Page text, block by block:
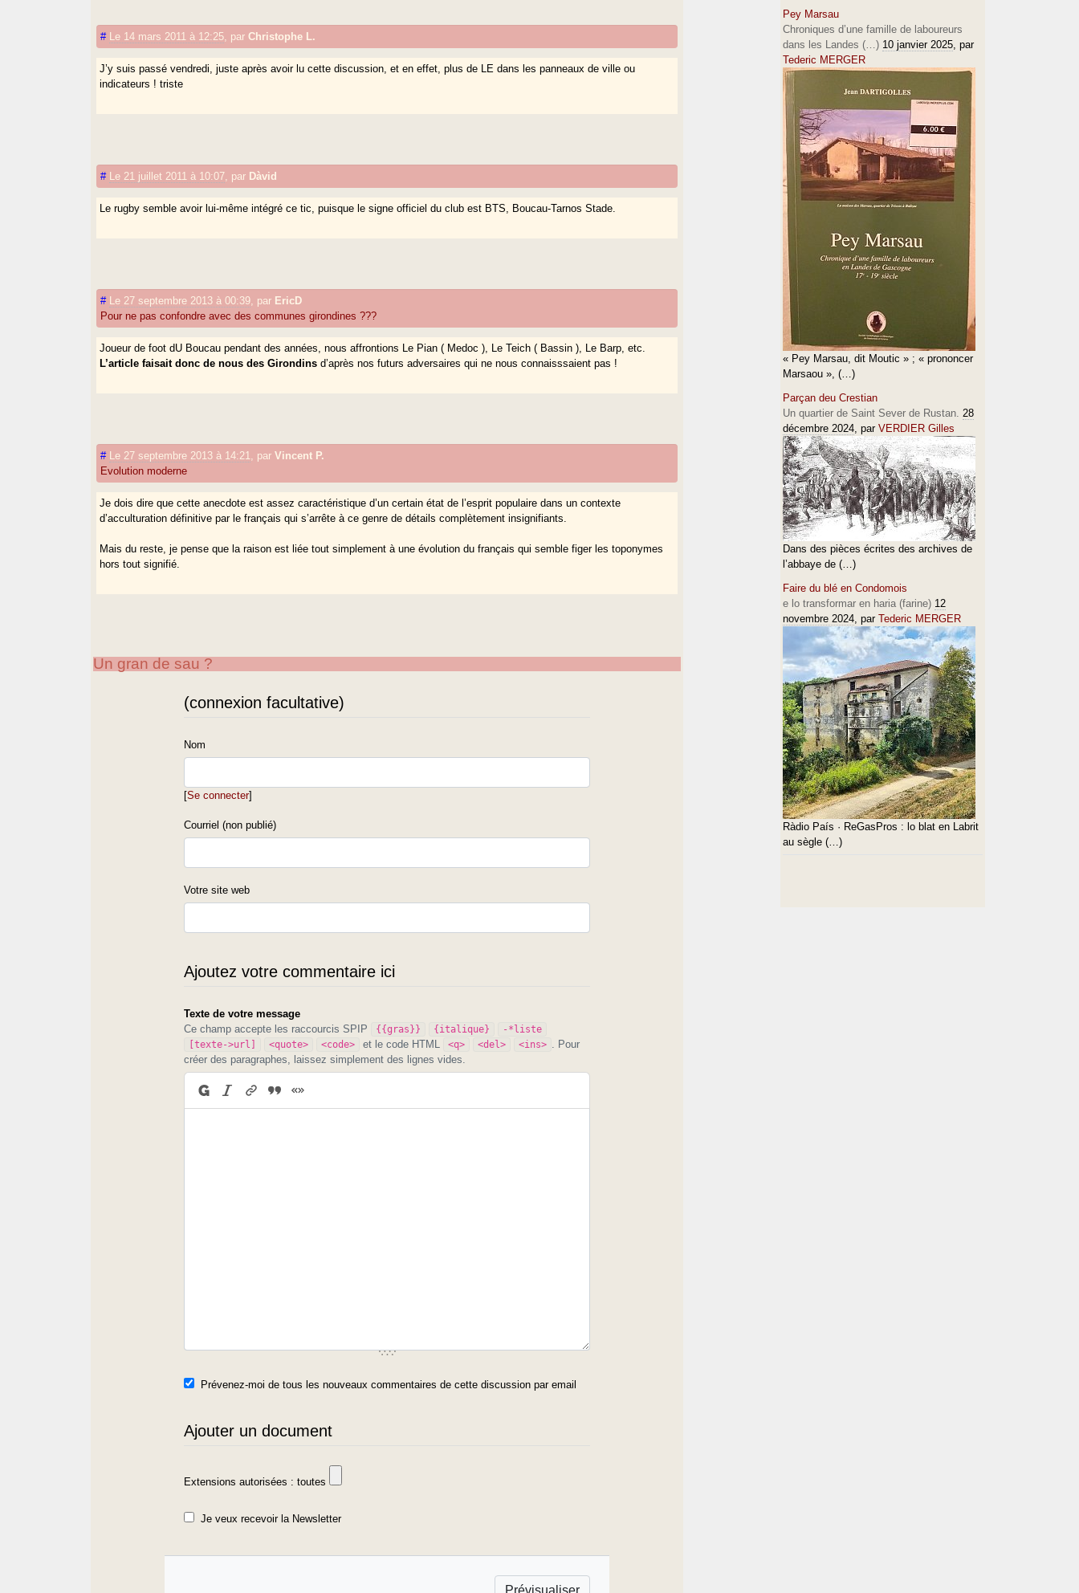
# Le 14 mars 2011 à 12:25 parChristophe L.
J’y suis passé vendredi, juste après avoir lu cette discussion, et en effet, plus de LE dans les panneaux de ville ou
indicateurs ! triste
# Le 21 juillet 2011 à 10:07 par Dàvid
Le rugby semble avoir lui-même intégré ce tic, puisque le signe officiel du club est BTS, Boucau-Tarnos Stade.
# Le 27 septembre 2013 à 00:39 par EricD
Pour ne pas confondre avec des communes girondines ???
Joueur de foot dU Boucau pendant des années, nous affrontions Le Pian ( Medoc ), Le Teich ( Bassin ), Le Barp, etc.
L’article faisait donc de nous des Girondins d’après nos futurs adversaires qui ne nous connaisssaient pas !
# Le 27 septembre 2013 à 14:21 parVincent P.
Evolution moderne
Je dois dire que cette anecdote est assez caractéristique d’un certain état de l’esprit populaire dans un contexte
d’acculturation définitive par le français qui s’arrête à ce genre de détails complètement insignifiants.
Mais du reste, je pense que la raison est liée tout simplement à une évolution du français qui semble figer les toponymes
hors tout signifié.
Un gran de sau ?
(connexion facultative)
Nom
[Se connecter]
Courriel (non publié)
Votre site web
Ajoutez votre commentaire ici
Texte de votre message
Ce champ accepte les raccourcis SPIP
{{gras}} {italique}
-*liste
[texte->url]
<quote> <code> et le code HTML <q> <del> <ins>
. Pour
créer des paragraphes, laissez simplement des lignes vides.
Prévenez-moi de tous les nouveaux commentaires de cette discussion par email
Ajouter un document
Extensions autorisées : toutes
Je veux recevoir la Newsletter
Pey Marsau
Chroniques d’une famille de laboureurs
dans les Landes (…) 10 janvier 2025, par
Tederic MERGER
« Pey Marsau, dit Moutic » ; « prononcer
Marsaou », (…)
Parçan deu Crestian
Un quartier de Saint Sever de Rustan. 28
décembre 2024, par VERDIER Gilles
Dans des pièces écrites des archives de
l’abbaye de (…)
Faire du blé en Condomois
e lo transformar en haria (farine) 12
novembre 2024, par Tederic MERGER
Ràdio País · ReGasPros : lo blat en Labrit
au sègle (…)